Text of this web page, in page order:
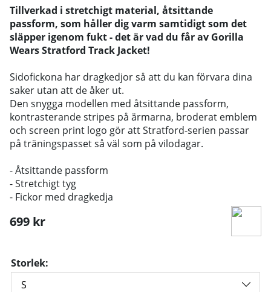
Tillverkad i stretchigt material, åtsittande
passform, som håller dig varm samtidigt som det
släpper igenom fukt - det är vad du får av Gorilla
Wears Stratford Track Jacket!
Sidofickona har dragkedjor så att du kan förvara dina
saker utan att de åker ut.
Den snygga modellen med åtsittande passform,
kontrasterande stripes på ärmarna, broderat emblem
och screen print logo gör att Stratford-serien passar
på träningspasset så väl som på vilodagar.
- Åtsittande passform
- Stretchigt tyg
- Fickor med dragkedja
699 kr
Storlek: